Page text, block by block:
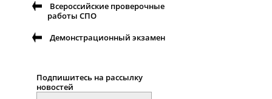
Всероссийские проверочные
работы СПО
Демонстрационный экзамен
Подпишитесь на рассылку
новостей